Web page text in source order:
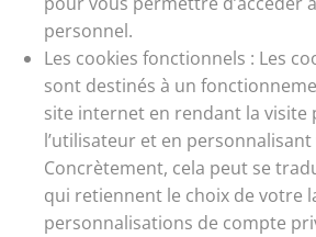
personnel.
Les cookies fonctionnels : Les
sont destinés à un
site internet en rendant la visite
l’utilisateur et en
Concrètement, cela peut se
qui retiennent le choix de votre
personnalisations de compte